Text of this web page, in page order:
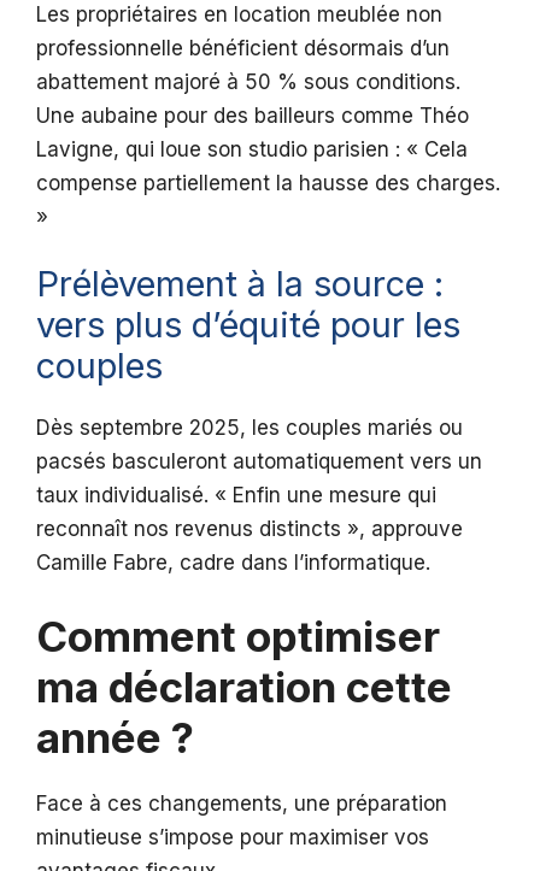
Les propriétaires en location meublée non
professionnelle bénéficient désormais d’un
abattement majoré à 50 % sous conditions.
Une aubaine pour des bailleurs comme Théo
Lavigne, qui loue son studio parisien : « Cela
compense partiellement la hausse des charges.
»
Prélèvement à la source :
vers plus d’équité pour les
couples
Dès septembre 2025, les couples mariés ou
pacsés basculeront automatiquement vers un
taux individualisé. « Enfin une mesure qui
reconnaît nos revenus distincts », approuve
Camille Fabre, cadre dans l’informatique.
Comment optimiser
ma déclaration cette
année ?
Face à ces changements, une préparation
minutieuse s’impose pour maximiser vos